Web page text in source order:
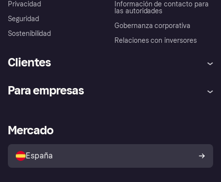
Privacidad
Seguridad
Sostenibilidad
Información de contacto para
las autoridades
Gobernanza corporativa
Relaciones con inversores
Clientes
Inicio de sesión
Directorio de tiendas
Política de protección al
comprador de Klarna
Reclamaciones
Para empresas
Acceso empresas
Mercado
España